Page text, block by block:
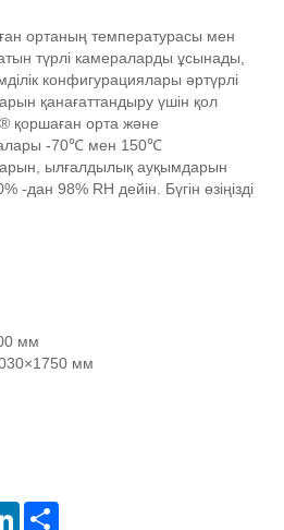
ортаның температурасы мен
түрлі камераларды ұсынады,
конфигурациялары әртүрлі
қанағаттандыру үшін қол
қоршаған орта және
-70℃ мен 150℃
ылғалдылық ауқымдарын
-дан 98% RH дейін. Бүгін өзіңізді
мм
мм
LinkedIn